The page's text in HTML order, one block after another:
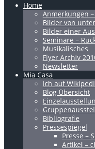
Home
Anmerkungen
Bilder von
Bilder einer
Seminare –
Musikalisches
Flyer Archiv
Newsletter
Mia Casa
Ich auf
Blog Übersicht
Bibliografie
Pressespiegel
Presse –
Artikel –